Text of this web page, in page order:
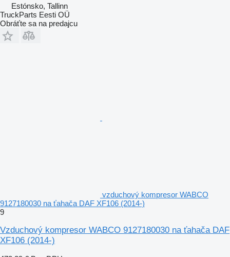
Estónsko, Tallinn
TruckParts Eesti OÜ
Obráťte sa na predajcu
vzduchový kompresor WABCO
9127180030 na ťahača DAF XF106 (2014-)
9
Vzduchový kompresor WABCO 9127180030 na ťahača DAF
XF106 (2014-)